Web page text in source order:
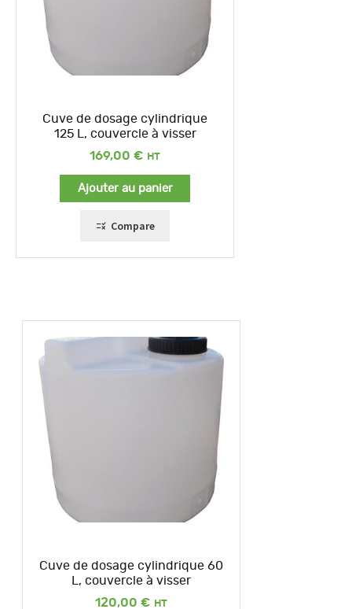
Cuve de dosage cylindrique
125 L, couvercle à visser
169,00 €
Ajouter au panier
Compare
Cuve de dosage cylindrique 60
L, couvercle à visser
120,00 €